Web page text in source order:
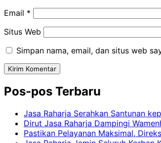
Email *
Situs Web
Simpan nama, email, dan situs web
Pos-pos Terbaru
Jasa Raharja Serahkan Santunan
Dirut Jasa Raharja Dampingi
Pastikan Pelayanan Maksimal,